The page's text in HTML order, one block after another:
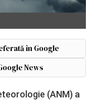
în Google
News
(ANM) a